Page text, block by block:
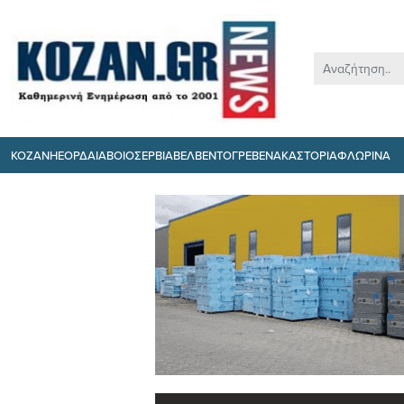
ΚΟΖΑΝΗΕΟΡΔΑΙΑΒΟΙΟΣΕΡΒΙΑΒΕΛΒΕΝΤΟΓΡΕΒΕΝΑΚΑΣΤΟΡΙΑΦΛΩΡΙΝΑ